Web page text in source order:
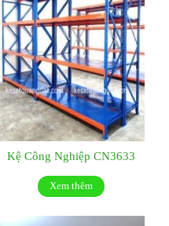
Kệ Công Nghiệp CN3633
Xem thêm